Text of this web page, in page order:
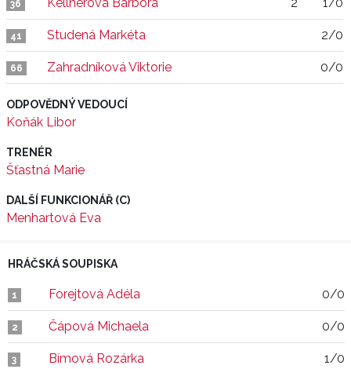
36
41 Studená Markéta 2/0
66 Zahradníková Viktorie 0/0
ODPOVĚDNÝ VEDOUCÍ
Koňák Libor
TRENÉR
Šťastná Marie
DALŠÍ FUNKCIONÁŘ (C)
Menhartová Eva
HRÁČSKÁ SOUPISKA
1 Forejtová Adéla 0/0
2 Čápová Michaela 0/0
3 Bímová Rozárka 1/0